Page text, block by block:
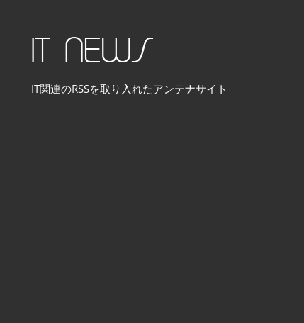
IT NEWS
IT関連のRSSを取り入れたアンテナサイト